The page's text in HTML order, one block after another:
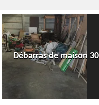
Débarras de maison 30